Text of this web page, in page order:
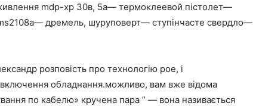
mdp-xp 30в, 5а— термоклеевой пістолет—
дремель, шуруповерт— ступінчасте свердло—
розповість про технологію poe, і
обладнання.можливо, вам вже відома
по кабелю» кручена пара ” — вона називається